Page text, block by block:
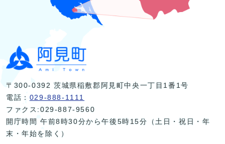
〒300-0392 茨城県稲敷郡阿見町中央一丁目1番1号
電話： 029-888-1111
ファクス:029-887-9560
開庁時間 午前8時30分から午後5時15分（土日・祝日・年
末・年始を除く）